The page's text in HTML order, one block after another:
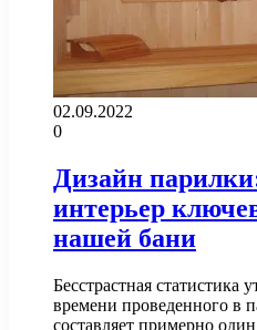
02.09.2022
0
Дизайн
интерьер
нашей бани
Бесстрастная статистика
времени проведенного в
составляет примерно